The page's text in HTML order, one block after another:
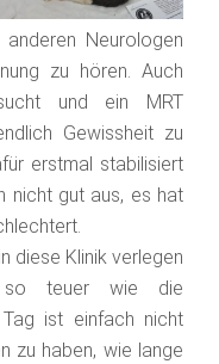
Neurologen
zu hören. Auch
und ein MRT
Gewissheit zu
erstmal stabilisiert
nicht gut aus, es hat
diese Klinik verlegen
teuer wie die
ist einfach nicht
zu haben, wie lange